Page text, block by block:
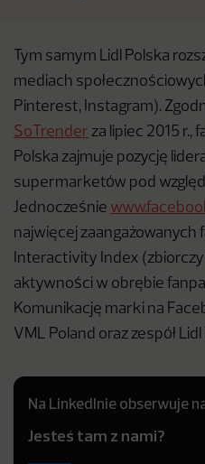
Tym samym Lidl Polska
mediach
Pinterest, Instagram).
SoTrender za lipiec 2015 r.,
Polska zajmuje pozycję
supermarketów pod
Jednocześnie
najwięcej zaangażowanych
Interactivity Index
aktywności w obrębie
Komunikację marki na
VML Poland oraz zespół Lidl
Na LinkedInie obserwuje
Jesteś tam z nami?